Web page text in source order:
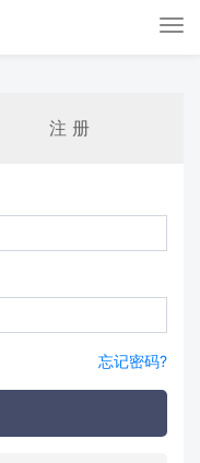
注 册
忘记密码?